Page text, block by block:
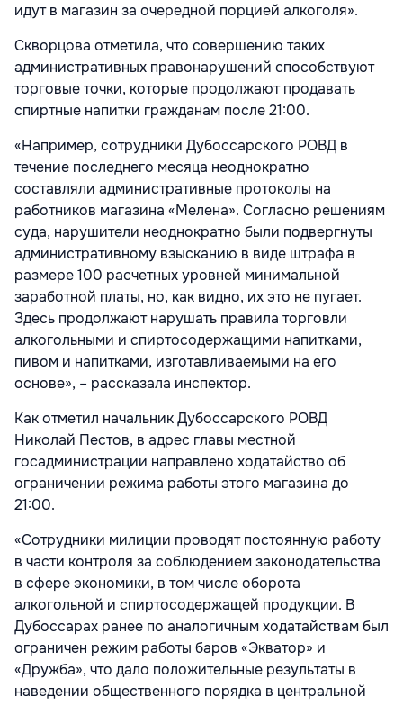
идут в магазин за очередной порцией алкоголя».
Скворцова отметила, что совершению таких
административных правонарушений способствуют
торговые точки, которые продолжают продавать
спиртные напитки гражданам после 21:00.
«Например, сотрудники Дубоссарского РОВД в
течение последнего месяца неоднократно
составляли административные протоколы на
работников магазина «Мелена». Согласно решениям
суда, нарушители неоднократно были подвергнуты
административному взысканию в виде штрафа в
размере 100 расчетных уровней минимальной
заработной платы, но, как видно, их это не пугает.
Здесь продолжают нарушать правила торговли
алкогольными и спиртосодержащими напитками,
пивом и напитками, изготавливаемыми на его
основе», – рассказала инспектор.
Как отметил начальник Дубоссарского РОВД
Николай Пестов, в адрес главы местной
госадминистрации направлено ходатайство об
ограничении режима работы этого магазина до
21:00.
«Сотрудники милиции проводят постоянную работу
в части контроля за соблюдением законодательства
в сфере экономики, в том числе оборота
алкогольной и спиртосодержащей продукции. В
Дубоссарах ранее по аналогичным ходатайствам был
ограничен режим работы баров «Экватор» и
«Дружба», что дало положительные результаты в
наведении общественного порядка в центральной